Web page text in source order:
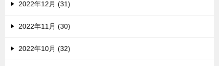
2022年12月 (31)
2022年11月 (30)
2022年10月 (32)